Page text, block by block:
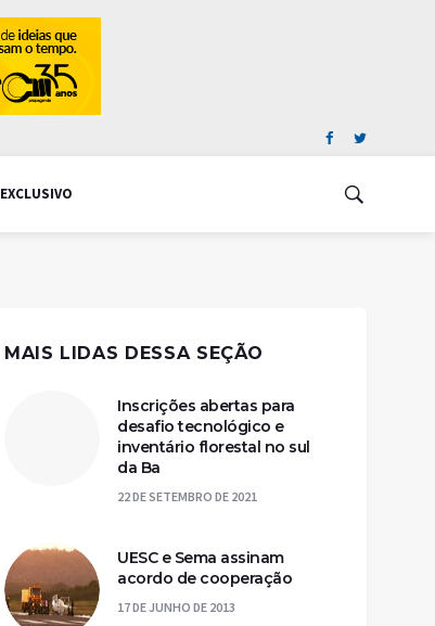
EXCLUSIVO
MAIS LIDAS DESSA SEÇÃO
Inscrições abertas para
desafio tecnológico e
inventário florestal no sul
da Ba
22 DE SETEMBRO DE 2021
UESC e Sema assinam
acordo de cooperação
17 DE JUNHO DE 2013